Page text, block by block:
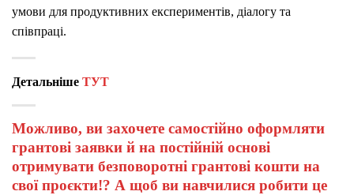
умови для продуктивних експериментів, діалогу та
співпраці.
Детальніше ТУТ
Можливо, ви захочете самостійно оформляти
грантові заявки й на постійній основі
отримувати безповоротні грантові кошти на
свої проєкти!? А щоб ви навчилися робити це